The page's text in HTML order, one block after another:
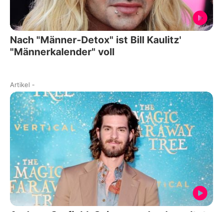
Nach "Männer-Detox" ist Bill Kaulitz'
"Männerkalender" voll
Artikel -